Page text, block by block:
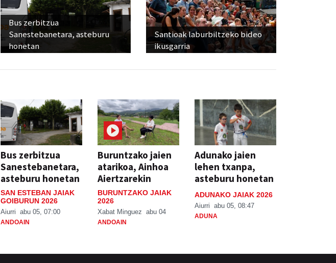
Bus zerbitzua
Sanestebanetara, asteburu
honetan
Santioak laburbiltzeko bideo
ikusgarria
Bus zerbitzua
Sanestebanetara,
asteburu honetan
SAN ESTEBAN JAIAK
GOIBURUN 2026
Aiurri abu 05, 07:00
ANDOAIN
Buruntzako jaien
atarikoa, Ainhoa
Aiertzarekin
BURUNTZAKO JAIAK
2026
Xabat Minguez abu 04
ANDOAIN
Adunako jaien
lehen txanpa,
asteburu honetan
ADUNAKO JAIAK 2026
Aiurri abu 05, 08:47
ADUNA